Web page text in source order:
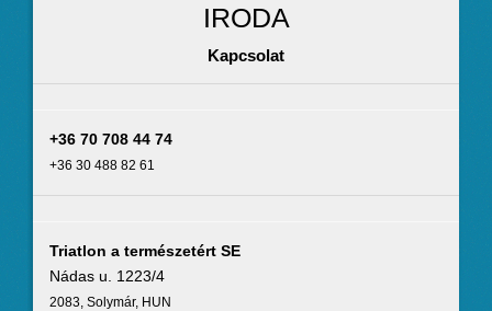
IRODA
Kapcsolat
+36 70 708 44 74
+36 30 488 82 61
Triatlon a természetért SE
Nádas u. 1223/4
2083, Solymár, HUN